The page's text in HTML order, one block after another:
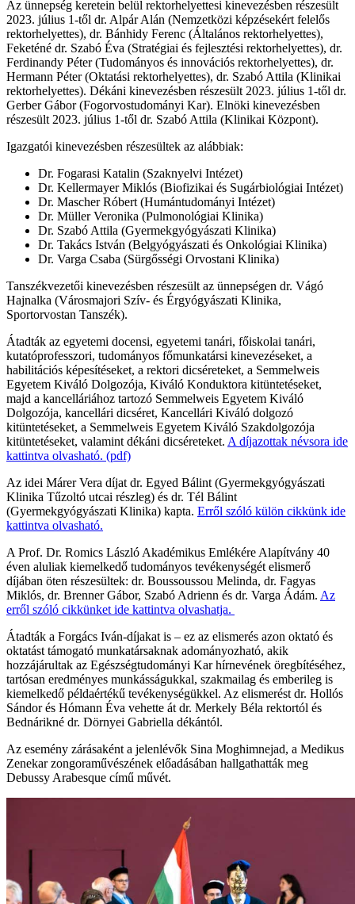
Az ünnepség keretein belül rektorhelyettesi kinevezésben részesült
2023. július 1-től dr. Alpár Alán (Nemzetközi képzésekért felelős
rektorhelyettes), dr. Bánhidy Ferenc (Általános rektorhelyettes),
Feketéné dr. Szabó Éva (Stratégiai és fejlesztési rektorhelyettes), dr.
Ferdinandy Péter (Tudományos és innovációs rektorhelyettes), dr.
Hermann Péter (Oktatási rektorhelyettes), dr. Szabó Attila (Klinikai
rektorhelyettes). Dékáni kinevezésben részesült 2023. július 1-től dr.
Gerber Gábor (Fogorvostudományi Kar). Elnöki kinevezésben
részesült 2023. július 1-től dr. Szabó Attila (Klinikai Központ).
Igazgatói kinevezésben részesültek az alábbiak:
Dr. Fogarasi Katalin (Szaknyelvi Intézet)
Dr. Kellermayer Miklós (Biofizikai és Sugárbiológiai Intézet)
Dr. Mascher Róbert (Humántudományi Intézet)
Dr. Müller Veronika (Pulmonológiai Klinika)
Dr. Szabó Attila (Gyermekgyógyászati Klinika)
Dr. Takács István (Belgyógyászati és Onkológiai Klinika)
Dr. Varga Csaba (Sürgősségi Orvostani Klinika)
Tanszékvezetői kinevezésben részesült az ünnepségen dr. Vágó
Hajnalka (Városmajori Szív- és Érgyógyászati Klinika,
Sportorvostan Tanszék).
Átadták az egyetemi docensi, egyetemi tanári, főiskolai tanári,
kutatóprofesszori, tudományos főmunkatársi kinevezéseket, a
habilitációs képesítéseket, a rektori dicséreteket, a Semmelweis
Egyetem Kiváló Dolgozója, Kiváló Konduktora kitüntetéseket,
majd a kancelláriához tartozó Semmelweis Egyetem Kiváló
Dolgozója, kancellári dicséret, Kancellári Kiváló dolgozó
kitüntetéseket, a Semmelweis Egyetem Kiváló Szakdolgozója
kitüntetéseket, valamint dékáni dicséreteket. A díjazottak névsora ide
kattintva olvasható. (pdf)
Az idei Márer Vera díjat dr. Egyed Bálint (Gyermekgyógyászati
Klinika Tűzoltó utcai részleg) és dr. Tél Bálint
(Gyermekgyógyászati Klinika) kapta. Erről szóló külön cikkünk ide
kattintva olvasható.
A Prof. Dr. Romics László Akadémikus Emlékére Alapítvány 40
éven aluliak kiemelkedő tudományos tevékenységét elismerő
díjában öten részesültek: dr. Boussoussou Melinda, dr. Fagyas
Miklós, dr. Brenner Gábor, Szabó Adrienn és dr. Varga Ádám. Az
erről szóló cikkünket ide kattintva olvashatja.
Átadták a Forgács Iván-díjakat is – ez az elismerés azon oktató és
oktatást támogató munkatársaknak adományozható, akik
hozzájárultak az Egészségtudományi Kar hírnevének öregbítéséhez,
tartósan eredményes munkásságukkal, szakmailag és emberileg is
kiemelkedő példaértékű tevékenységükkel. Az elismerést dr. Hollós
Sándor és Hómann Éva vehette át dr. Merkely Béla rektortól és
Bednárikné dr. Dörnyei Gabriella dékántól.
Az esemény zárásaként a jelenlévők Sina Moghimnejad, a Medikus
Zenekar zongoraművészének előadásában hallgathatták meg
Debussy Arabesque című művét.